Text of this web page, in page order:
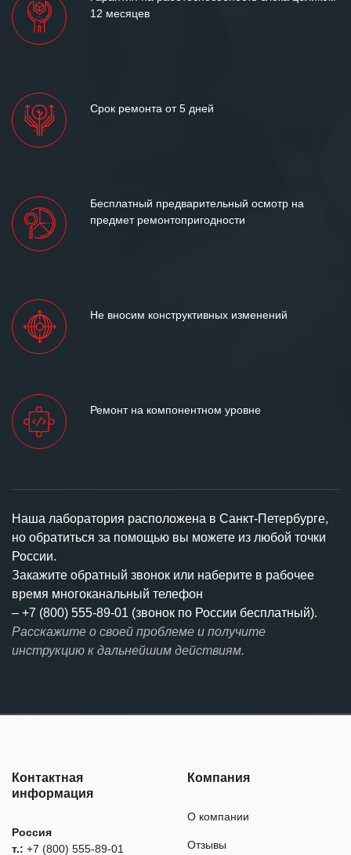
12 месяцев
Срок ремонта от 5 дней
Бесплатный предварительный осмотр на
предмет ремонтопригодности
Не вносим конструктивных изменений
Ремонт на компонентном уровне
Наша лаборатория расположена в Санкт-Петербурге,
но обратиться за помощью вы можете из любой точки
России.
Закажите обратный звонок или наберите в рабочее
время многоканальный телефон
– +7 (800) 555-89-01 (звонок по России бесплатный).
Расскажите о своей проблеме и получите
инструкцию к дальнейшим действиям.
Контактная
информация
Россия
т.: +7 (800) 555-89-01
Компания
О компании
Отзывы